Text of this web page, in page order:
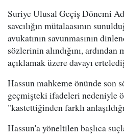
Suriye Ulusal Geçiş Dönemi
savcılığın mütalaasının
avukatının savunmasının
sözlerinin alındığını,
açıklamak üzere davayı
Hassun mahkeme önünde son
geçmişteki ifadeleri nedeniyle
"kastettiğinden farklı
Hassun'a yöneltilen başlıca